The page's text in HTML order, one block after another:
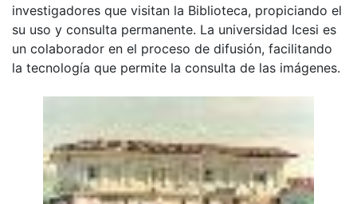
investigadores que visitan la Biblioteca, propiciando el
su uso y consulta permanente. La universidad Icesi es
un colaborador en el proceso de difusión, facilitando
la tecnología que permite la consulta de las imágenes.